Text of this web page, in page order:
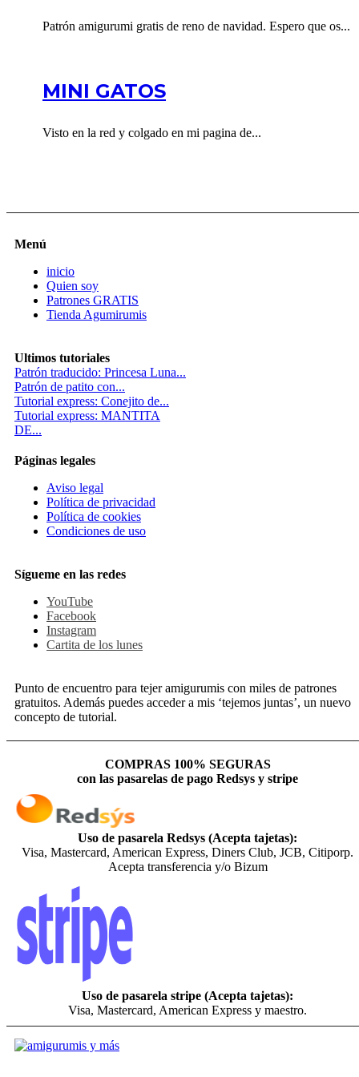
Patrón amigurumi gratis de reno de navidad. Espero que os...
MINI GATOS
Visto en la red y colgado en mi pagina de...
Menú
inicio
Quien soy
Patrones GRATIS
Tienda Agumirumis
Ultimos tutoriales
Patrón traducido: Princesa Luna...
Patrón de patito con...
Tutorial express: Conejito de...
Tutorial express: MANTITA
DE...
Páginas legales
Aviso legal
Política de privacidad
Política de cookies
Condiciones de uso
Sígueme en las redes
YouTube
Facebook
Instagram
Cartita de los lunes
Punto de encuentro para tejer amigurumis con miles de patrones
gratuitos. Además puedes acceder a mis ‘tejemos juntas’, un nuevo
concepto de tutorial.
COMPRAS 100% SEGURAS
con las pasarelas de pago Redsys y stripe
Uso de pasarela Redsys (Acepta tajetas):
Visa, Mastercard, American Express, Diners Club, JCB, Citiporp.
Acepta transferencia y/o Bizum
Uso de pasarela stripe (Acepta tajetas):
Visa, Mastercard, American Express y maestro.